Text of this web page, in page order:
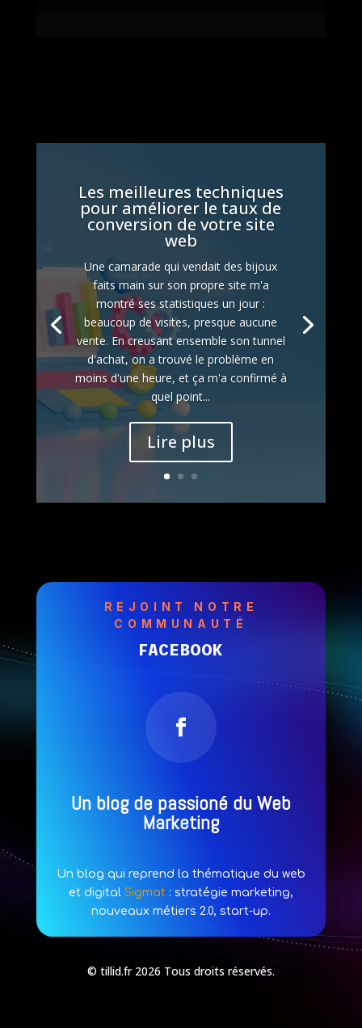
Les meilleures techniques
pour améliorer le taux de
conversion de votre site
web
Une camarade qui vendait des bijoux
faits main sur son propre site m'a
montré ses statistiques un jour :
beaucoup de visites, presque aucune
vente. En creusant ensemble son tunnel
d'achat, on a trouvé le problème en
moins d'une heure, et ça m'a confirmé à
quel point...
Lire plus
REJOINT NOTRE
COMMUNAUTÉ
FACEBOOK
Un blog de passioné du Web
Marketing
Un blog qui reprend la thématique du web
et digital Sigmat: stratégie marketing,
nouveaux métiers 2.0, start-up.
© tillid.fr 2026 Tous droits réservés.